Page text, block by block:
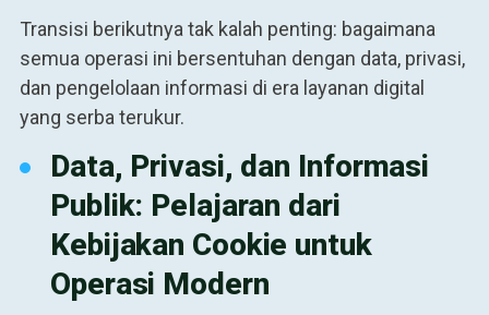
Transisi berikutnya tak kalah penting: bagaimana
semua operasi ini bersentuhan dengan data, privasi,
dan pengelolaan informasi di era layanan digital
yang serba terukur.
Data, Privasi, dan Informasi
Publik: Pelajaran dari
Kebijakan Cookie untuk
Operasi Modern